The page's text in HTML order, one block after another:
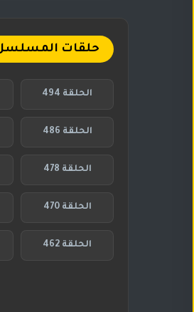
حلقات
الحلقة 494
الحلقة 486
الحلقة 478
الحلقة 470
الحلقة 462